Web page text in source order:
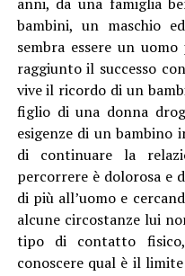
bambini, un maschio
sembra essere un
raggiunto il successo
vive il ricordo di un
figlio di una donna
esigenze di un bambino
di continuare la
percorrere è dolorosa e
di più all’uomo e
alcune circostanze lui
tipo di contatto
conoscere qual è il